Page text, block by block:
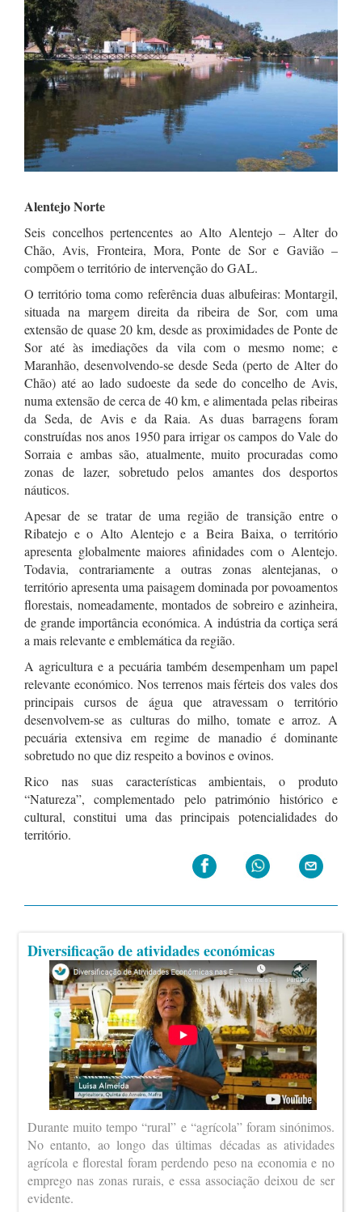
Alentejo Norte
Seis concelhos pertencentes ao Alto Alentejo – Alter do
Chão, Avis, Fronteira, Mora, Ponte de Sor e Gavião –
compõem o território de intervenção do GAL.
O território toma como referência duas albufeiras: Montargil,
situada na margem direita da ribeira de Sor, com uma
extensão de quase 20 km, desde as proximidades de Ponte de
Sor até às imediações da vila com o mesmo nome; e
Maranhão, desenvolvendo-se desde Seda (perto de Alter do
Chão) até ao lado sudoeste da sede do concelho de Avis,
numa extensão de cerca de 40 km, e alimentada pelas ribeiras
da Seda, de Avis e da Raia. As duas barragens foram
construídas nos anos 1950 para irrigar os campos do Vale do
Sorraia e ambas são, atualmente, muito procuradas como
zonas de lazer, sobretudo pelos amantes dos desportos
náuticos.
Apesar de se tratar de uma região de transição entre o
Ribatejo e o Alto Alentejo e a Beira Baixa, o território
apresenta globalmente maiores afinidades com o Alentejo.
Todavia, contrariamente a outras zonas alentejanas, o
território apresenta uma paisagem dominada por povoamentos
florestais, nomeadamente, montados de sobreiro e azinheira,
de grande importância económica. A indústria da cortiça será
a mais relevante e emblemática da região.
A agricultura e a pecuária também desempenham um papel
relevante económico. Nos terrenos mais férteis dos vales dos
principais cursos de água que atravessam o território
desenvolvem-se as culturas do milho, tomate e arroz. A
pecuária extensiva em regime de manadio é dominante
sobretudo no que diz respeito a bovinos e ovinos.
Rico nas suas características ambientais, o produto
“Natureza”, complementado pelo património histórico e
cultural, constitui uma das principais potencialidades do
território.
Diversificação de atividades económicas
Durante muito tempo “rural” e “agrícola” foram sinónimos.
No entanto, ao longo das últimas décadas as atividades
agrícola e florestal foram perdendo peso na economia e no
emprego nas zonas rurais, e essa associação deixou de ser
evidente.